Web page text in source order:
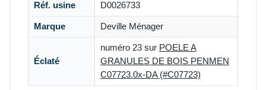
Réf. usine D0026733
Marque Deville Ménager
Éclaté
numéro 23 sur POELE A
GRANULES DE BOIS PENMEN
C07723.0x-DA (#C07723)